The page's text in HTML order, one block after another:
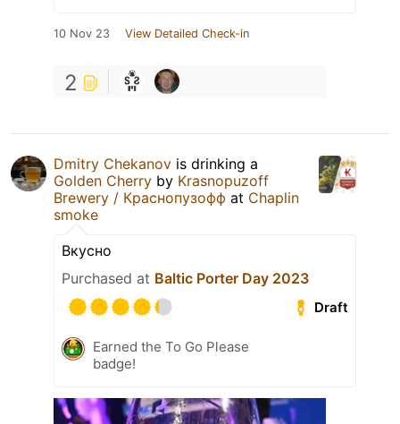
10 Nov 23 View Detailed Check-in
2
Dmitry Chekanov is drinking a
Golden Cherry by Krasnopuzoff
Brewery / Краснопузофф at Chaplin
smoke
Вкусно
Purchased at Baltic Porter Day 2023
Draft
Earned the To Go Please
badge!